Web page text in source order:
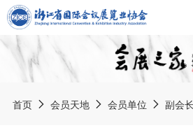
首页
关于协会
首页 会员天地 会员单位 副会